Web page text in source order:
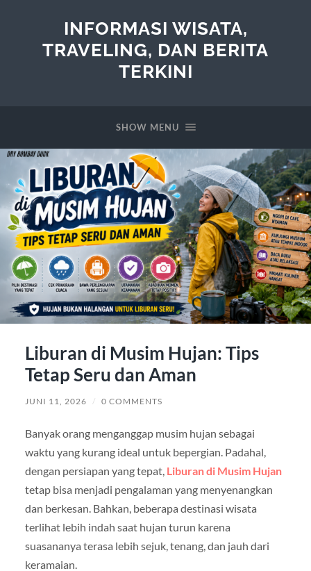
INFORMASI WISATA,
TRAVELING, DAN BERITA
TERKINI
SHOW MENU
Liburan di Musim Hujan: Tips
Tetap Seru dan Aman
JUNI 11, 2026 / 0 COMMENTS
Banyak orang menganggap musim hujan sebagai
waktu yang kurang ideal untuk bepergian. Padahal,
dengan persiapan yang tepat, Liburan di Musim Hujan
tetap bisa menjadi pengalaman yang menyenangkan
dan berkesan. Bahkan, beberapa destinasi wisata
terlihat lebih indah saat hujan turun karena
suasananya terasa lebih sejuk, tenang, dan jauh dari
keramaian.